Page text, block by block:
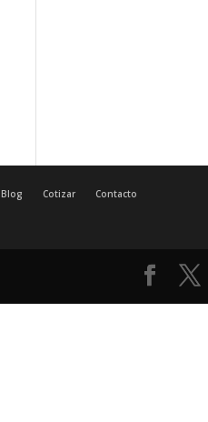
Blog Cotizar Contacto